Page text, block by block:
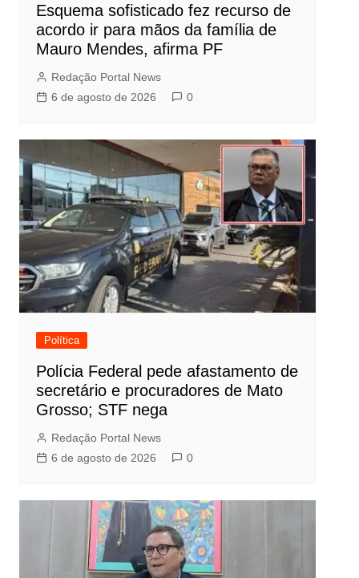
Esquema sofisticado fez recurso de
acordo ir para mãos da família de
Mauro Mendes, afirma PF
Redação Portal News
6 de agosto de 2026
0
Política
Polícia Federal pede afastamento de
secretário e procuradores de Mato
Grosso; STF nega
Redação Portal News
6 de agosto de 2026
0